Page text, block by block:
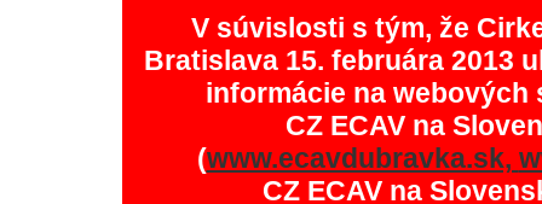
V súvislosti s tým, že
Bratislava 15. februára 2013
informácie na
CZ ECAV na
(www.ecavdubravka.sk,
CZ ECAV na